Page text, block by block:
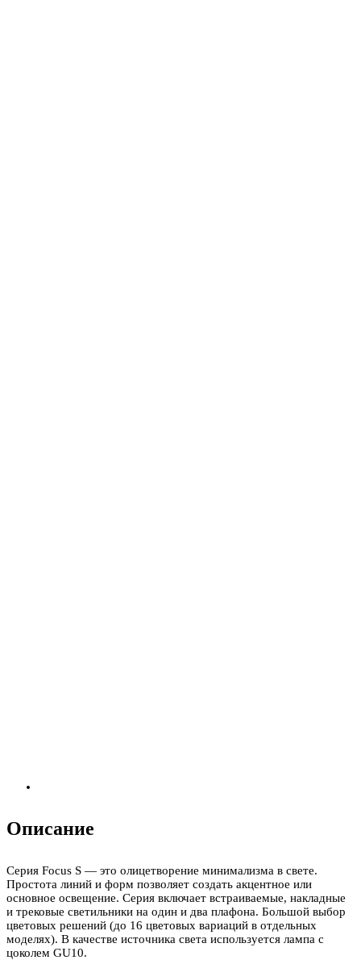
Описание
Серия Focus S — это олицетворение минимализма в свете.
Простота линий и форм позволяет создать акцентное или
основное освещение. Серия включает встраиваемые, накладные
и трековые светильники на один и два плафона. Большой выбор
цветовых решений (до 16 цветовых вариаций в отдельных
моделях). В качестве источника света используется лампа с
цоколем GU10.